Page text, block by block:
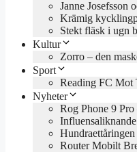
Janne Josefsson
Krämig
Stekt fläsk i ugn
Kultur
Zorro – den
Sport
Reading FC Mot
Nyheter
Rog Phone 9
Router Mobilt